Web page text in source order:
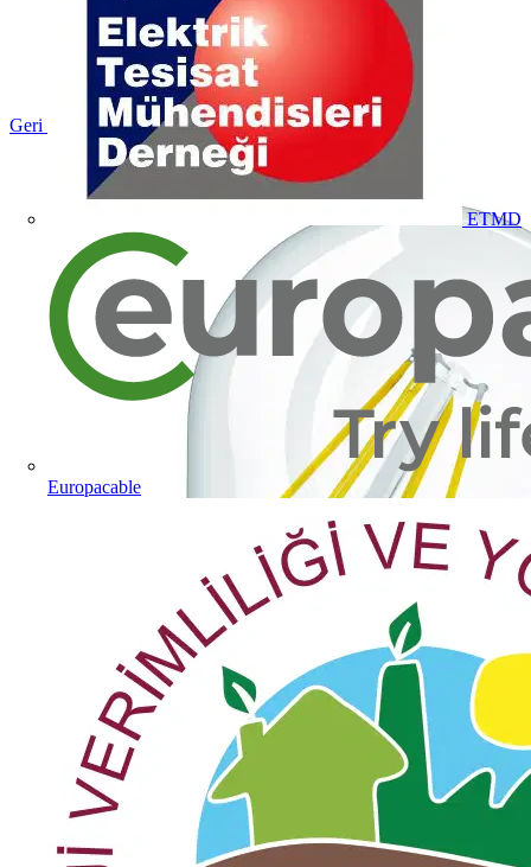
ETMD
Europacable
Geri dön Ürünler